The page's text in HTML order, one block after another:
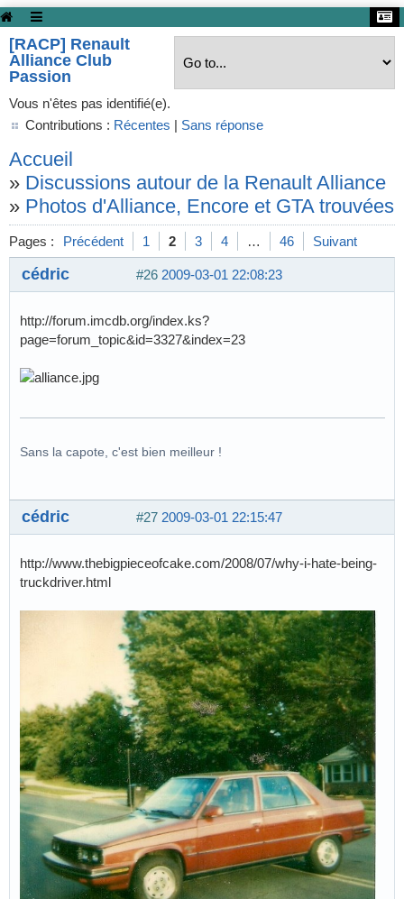
[RACP] Renault
Alliance Club
Passion
Vous n'êtes pas identifié(e).
Contributions : Récentes | Sans réponse
Accueil
» Discussions autour de la Renault Alliance
» Photos d'Alliance, Encore et GTA trouvées
Pages : Précédent 1 2 3 4 … 46 Suivant
#26 2009-03-01 22:08:23
cédric
http://forum.imcdb.org/index.ks?
page=forum_topic&id=3327&index=23
Sans la capote, c'est bien meilleur !
#27 2009-03-01 22:15:47
cédric
http://www.thebigpieceofcake.com/2008/07/why-i-hate-being-
truckdriver.html